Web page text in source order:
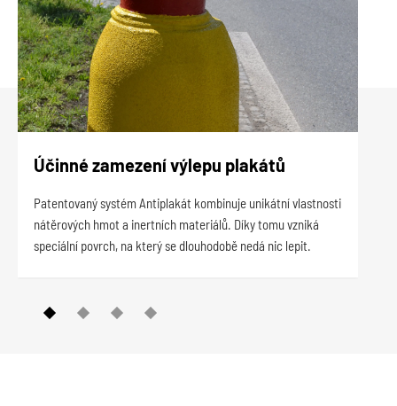
Účinné zamezení výlepu plakátů
Patentovaný systém Antiplakát kombinuje unikátní vlastnosti
nátěrových hmot a inertních materiálů. Díky tomu vzniká
speciální povrch, na který se dlouhodobě nedá nic lepit.